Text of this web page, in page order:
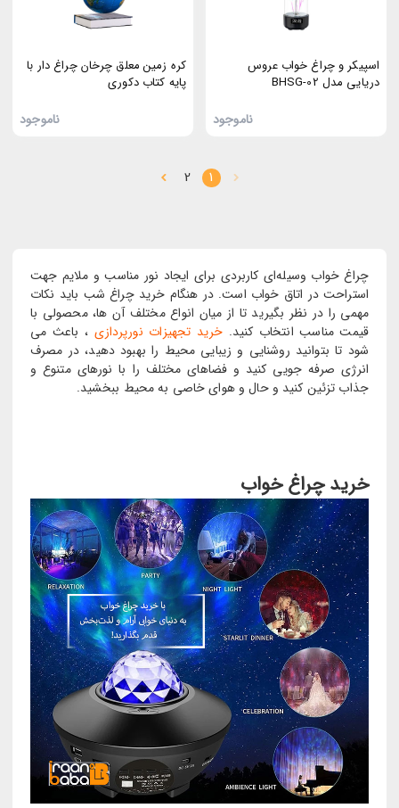
اسپیکر و چراغ خواب عروس
دریایی مدل BHSG-02
ناموجود
کره زمین معلق چرخان چراغ دار با
پایه کتاب دکوری
ناموجود
1
2
چراغ خواب وسیله‌ای کاربردی برای ایجاد نور مناسب و ملایم جهت
استراحت در اتاق خواب است. در هنگام خرید چراغ شب باید نکات
مهمی را در نظر بگیرید تا از میان انواع مختلف آن ها، محصولی با
قیمت مناسب انتخاب کنید. خرید تجهیزات نورپردازی ، باعث می
شود تا بتوانید روشنایی و زیبایی محیط را بهبود دهید، در مصرف
انرژی صرفه ‌جویی کنید و فضاهای مختلف را با نورهای متنوع و
جذاب تزئین کنید و حال و هوای خاصی به محیط ببخشید.
خرید چراغ خواب